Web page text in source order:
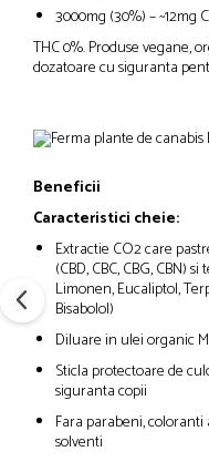
3000mg (30%) – ~12mg
THC 0%. Produse vegane,
dozatoare cu siguranta
Beneficii
Caracteristici cheie:
Extractie CO2 care
(CBD, CBC, CBG, CBN)
Limonen, Eucaliptol,
Bisabolol)
Diluare in ulei organic
Sticla protectoare de
siguranta copii
Fara parabeni,
solventi